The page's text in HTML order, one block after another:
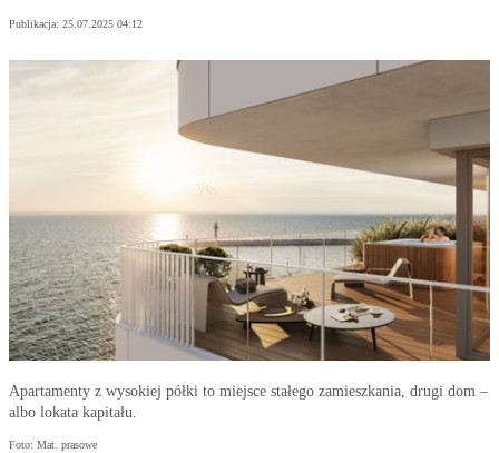
Publikacja: 25.07.2025 04:12
Apartamenty z wysokiej półki to miejsce stałego zamieszkania, drugi dom –
albo lokata kapitału.
Foto: Mat. prasowe